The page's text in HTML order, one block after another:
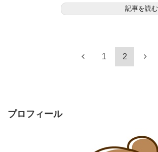
記事を読む
1 2
プロフィール